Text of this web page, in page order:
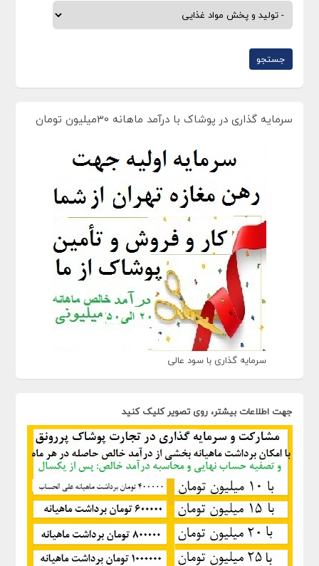
سرمایه گذاری در پوشاک با درآمد ماهانه 30میلیون تومان
سرمایه گذاری با سود عالی
جهت اطلاعات بیشتر، روی تصویر کلیک کنید